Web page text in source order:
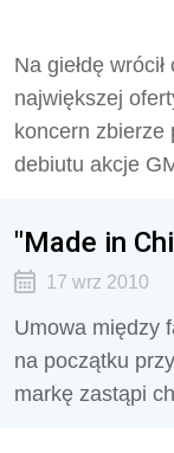
Na giełdę
największej
koncern zbierze
debiutu akcje
"Made in
17 wrz 2010
Umowa między
na początku
markę zastąpi